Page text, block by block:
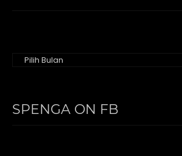
SPENGA ON FB